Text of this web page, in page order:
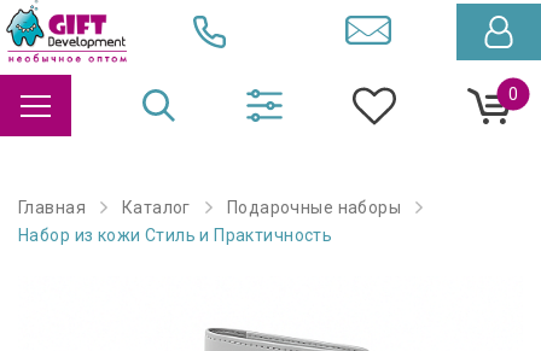
0
Главная Каталог
Подарочные наборы
Набор из кожи Стиль и Практичность